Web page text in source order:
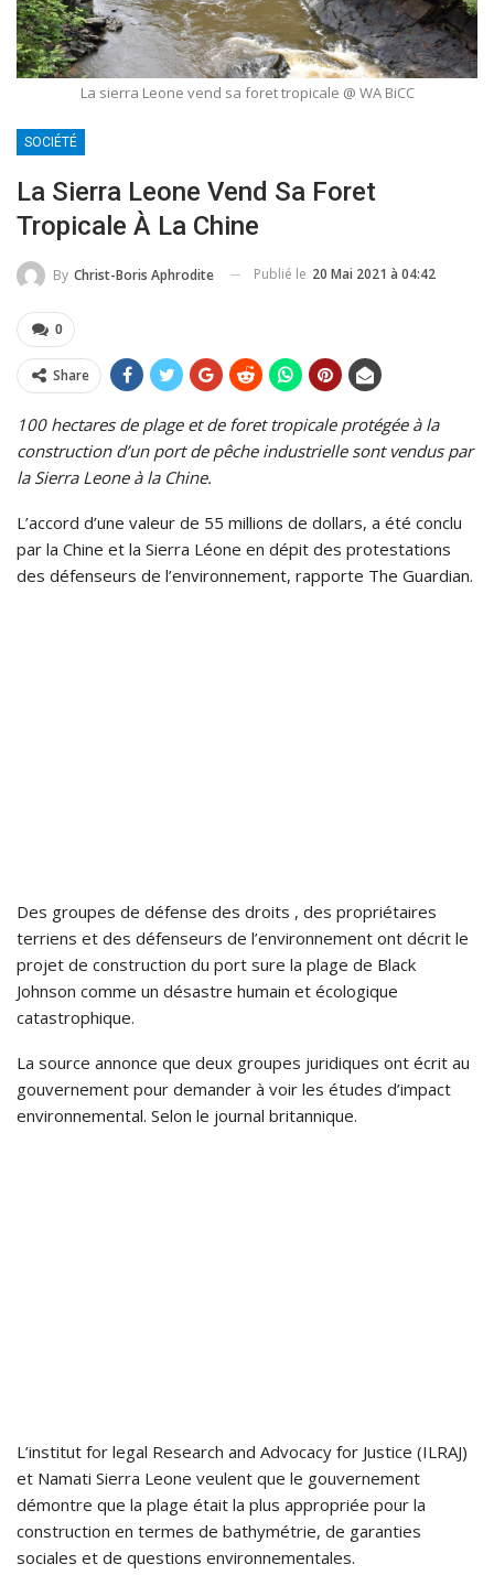
La sierra Leone vend sa foret tropicale @ WA BiCC
SOCIÉTÉ
La Sierra Leone Vend Sa Foret
Tropicale À La Chine
By Christ-Boris Aphrodite Publié le 20 Mai 2021 à 04:42
0
Share
100 hectares de plage et de foret tropicale protégée à la
construction d’un port de pêche industrielle sont vendus par
la Sierra Leone à la Chine.
L’accord d’une valeur de 55 millions de dollars, a été conclu
par la Chine et la Sierra Léone en dépit des protestations
des défenseurs de l’environnement, rapporte The Guardian.
Des groupes de défense des droits , des propriétaires
terriens et des défenseurs de l’environnement ont décrit le
projet de construction du port sure la plage de Black
Johnson comme un désastre humain et écologique
catastrophique.
La source annonce que deux groupes juridiques ont écrit au
gouvernement pour demander à voir les études d’impact
environnemental. Selon le journal britannique.
L’institut for legal Research and Advocacy for Justice (ILRAJ)
et Namati Sierra Leone veulent que le gouvernement
démontre que la plage était la plus appropriée pour la
construction en termes de bathymétrie, de garanties
sociales et de questions environnementales.